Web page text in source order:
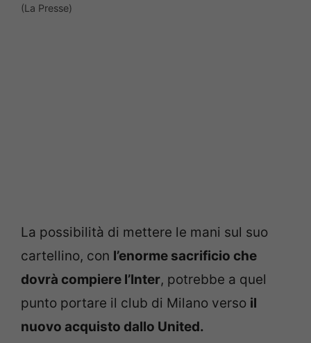
(La Presse)
La possibilità di mettere le mani sul suo
cartellino, con l’enorme sacrificio che
dovrà compiere l’Inter, potrebbe a quel
punto portare il club di Milano verso il
nuovo acquisto dallo United.